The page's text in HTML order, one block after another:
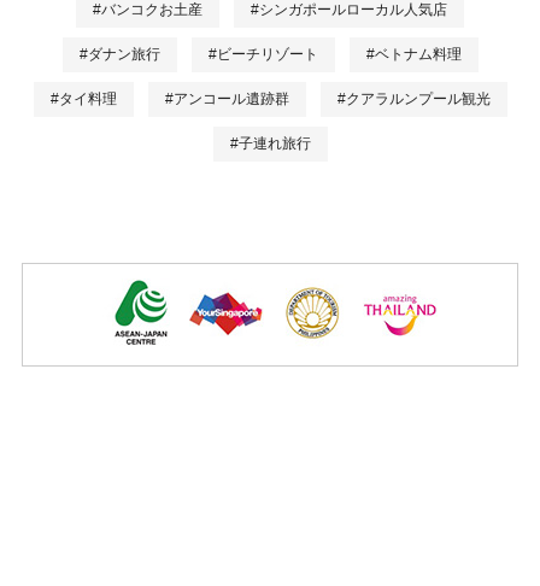
#バンコクお土産 #シンガポールローカル人気店
#ダナン旅行 #ビーチリゾート #ベトナム料理
#タイ料理 #アンコール遺跡群 #クアラルンプール観光
#子連れ旅行